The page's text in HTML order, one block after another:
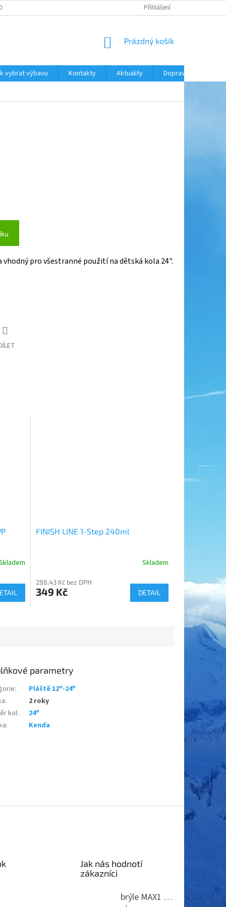
OBCHODU Přihlášení
NÁKUPNÍ
Prázdný košík
vybrat výbavu Kontakty Aktuality
Doprava a platba
pro všestranné použití na dětská kola 24".
FINISH LINE 1-Step 240ml
Skladem
288,43 Kč bez DPH
349 Kč DETAIL
parametry
:
Pláště 12"-24"
:
2 roky
kol:
24"
: Kenda
Jak nás hodnotí
zákazníci
brýle MAX1 Thunder